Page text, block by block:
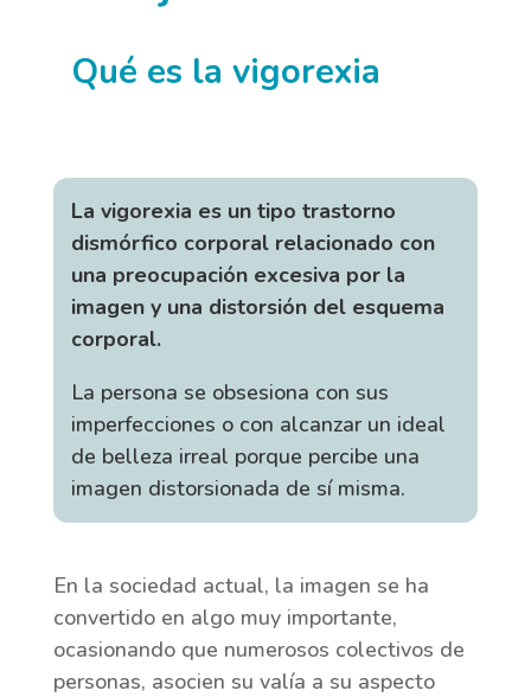
Qué es la vigorexia
La vigorexia es un tipo trastorno
dismórfico corporal relacionado con
una preocupación excesiva por la
imagen y una distorsión del esquema
corporal.
La persona se obsesiona con sus
imperfecciones o con alcanzar un ideal
de belleza irreal porque percibe una
imagen distorsionada de sí misma.
En la sociedad actual, la imagen se ha
convertido en algo muy importante,
ocasionando que numerosos colectivos de
personas, asocien su valía a su aspecto